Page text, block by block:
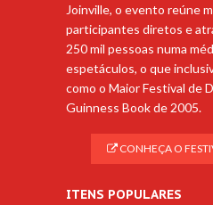
Joinville, o evento reúne
participantes diretos e
250 mil pessoas numa
espetáculos, o que
como o Maior Festival de
Guinness Book de 2005.
CONHEÇA O
ITENS POPULARES